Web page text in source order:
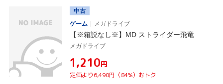
中古
ゲーム
メガドライブ
【※箱説なし※】MD ストライダー飛竜
メガドライブ
¥1,210円
定価より6,490円（84%）おトク